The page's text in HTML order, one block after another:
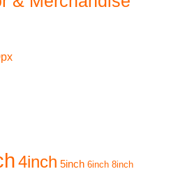
4inch 5inch 6inch 8inch